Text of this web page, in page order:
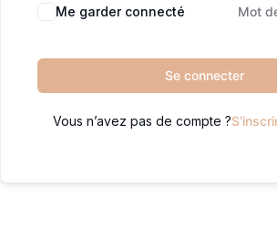
Me garder connecté Mot
Se connecter
Vous n’avez pas de compte ?